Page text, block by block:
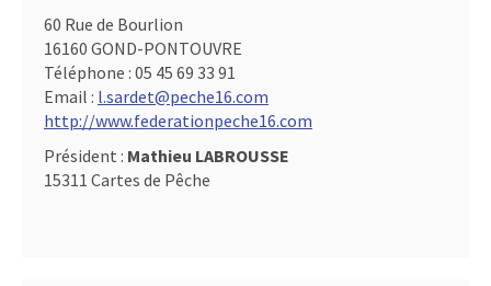
60 Rue de Bourlion
16160 GOND-PONTOUVRE
Téléphone : 05 45 69 33 91
Email : l.sardet@peche16.com
http://www.federationpeche16.com
Président : Mathieu LABROUSSE
15311 Cartes de Pêche